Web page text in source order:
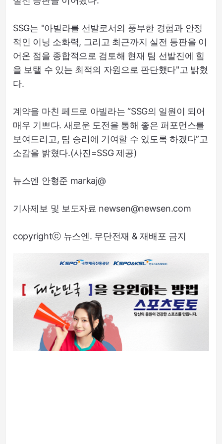
SSG는 "아빌라를 선발로서의 풍부한 경험과 안정
적인 이닝 소화력, 그리고 최근까지 실전 등판을 이
어온 점을 종합적으로 검토해 현재 팀 선발진에 힘
을 보탤 수 있는 최적의 자원으로 판단했다"고 밝혔
다.
계약을 마친 페드로 아빌라는 “SSG의 일원이 되어
매우 기쁘다. 새로운 도전을 통해 좋은 퍼포먼스를
보여드리고, 팀 승리에 기여할 수 있도록 하겠다”고
소감을 밝혔다.(사진=SSG 제공)
뉴스엔 안형준 markaj@
기사제보 및 보도자료 newsen@newsen.com
copyrightⓒ 뉴스엔. 무단전재 & 재배포 금지